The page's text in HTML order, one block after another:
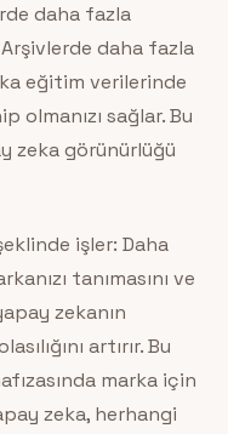
daha fazla
Arşivlerde daha fazla
eğitim verilerinde
olmanızı sağlar. Bu
zeka görünürlüğü
işler: Daha
tanımasını ve
zekanın
artırır. Bu
marka için
zeka, herhangi